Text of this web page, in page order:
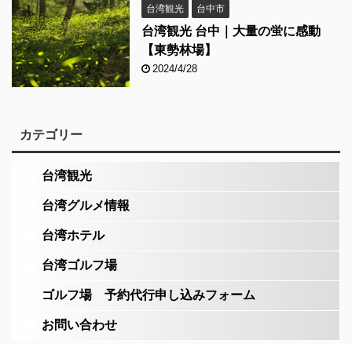
台湾観光 台中市
台湾観光 台中｜大量の蛍に感動
【東勢林場】
2024/4/28
カテゴリー
台湾観光
台湾グルメ情報
台湾ホテル
台湾ゴルフ場
ゴルフ場 予約代行申し込みフォーム
お問い合わせ